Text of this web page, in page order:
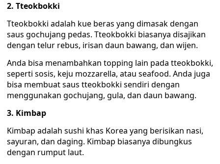
2. Tteokbokki
Tteokbokki adalah kue beras yang dimasak dengan
saus gochujang pedas. Tteokbokki biasanya disajikan
dengan telur rebus, irisan daun bawang, dan wijen.
Anda bisa menambahkan topping lain pada tteokbokki,
seperti sosis, keju mozzarella, atau seafood. Anda juga
bisa membuat saus tteokbokki sendiri dengan
menggunakan gochujang, gula, dan daun bawang.
3. Kimbap
Kimbap adalah sushi khas Korea yang berisikan nasi,
sayuran, dan daging. Kimbap biasanya dibungkus
dengan rumput laut.